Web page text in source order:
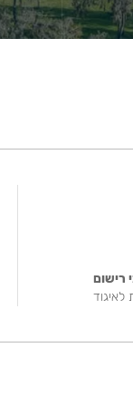
רישום
לאיגוד